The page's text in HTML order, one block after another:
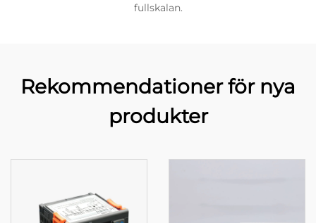
fullskalan.
Rekommendationer för nya
produkter